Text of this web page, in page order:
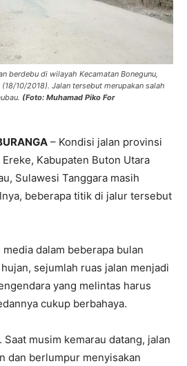
berdebu di wilayah Kecamatan Bonegunu,
10/2018). Jalan tersebut merupakan salah
(Foto: Muhamad Piko For
– Kondisi jalan provinsi
Kabupaten Buton Utara
Sulawesi Tanggara masih
beberapa titik di jalur tersebut
dalam beberapa bulan
sejumlah ruas jalan menjadi
yang melintas harus
cukup berbahaya.
musim kemarau datang, jalan
dan berlumpur menyisakan